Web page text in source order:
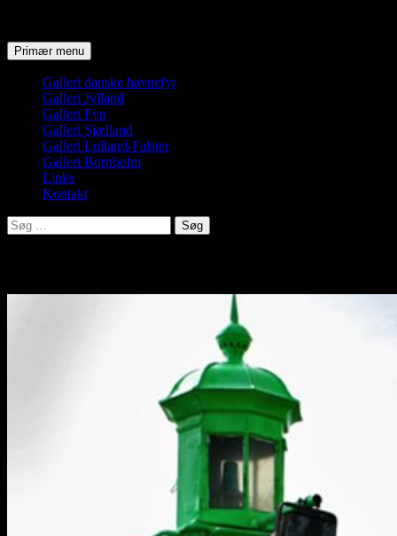
SøgPrimær menu Hop
til
indhold
Galleri danske havnefyr
Galleri Jylland
Galleri Fyn
Galleri Sjælland
Galleri Lolland-Falster
Galleri Bornholm
Links
Kontakt
Søg
efter: